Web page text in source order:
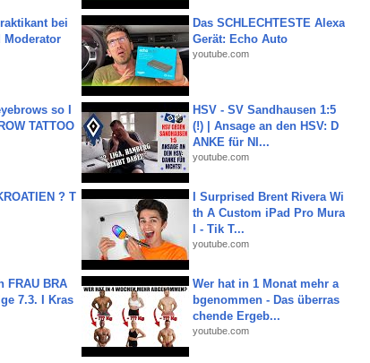
bei
Moderator
Das SCHLECHTESTE Alexa
Gerät: Echo Auto
youtube.com
so I
TATTOO
HSV - SV Sandhausen 1:5
(!) | Ansage an den HSV: D
ANKE für NI...
youtube.com
? T
I Surprised Brent Rivera Wi
th A Custom iPad Pro Mura
l - Tik T...
youtube.com
FRAU BRA
7.3. I Kras
Wer hat in 1 Monat mehr a
bgenommen - Das überras
chende Ergeb...
youtube.com